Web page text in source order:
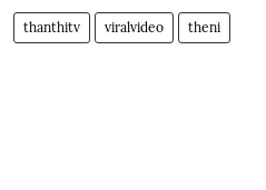
thanthitv viralvideo theni